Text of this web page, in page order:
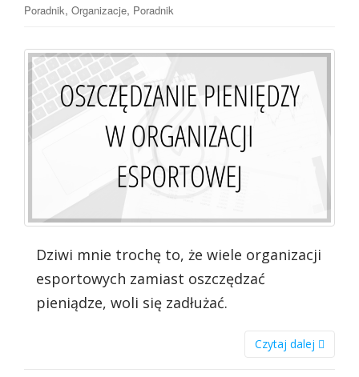
Poradnik, Organizacje, Poradnik
Dziwi mnie trochę to, że wiele organizacji
esportowych zamiast oszczędzać
pieniądze, woli się zadłużać.
Czytaj dalej